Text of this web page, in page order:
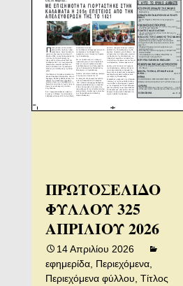
ΠΡΩΤΟΣΕΛΙΔΟ
ΦΥΛΛΟΥ 325
ΑΠΡΙΛΙΟΥ 2026
14 Απριλίου 2026
εφημερίδα, Περιεχόμενα,
Περιεχόμενα φύλλου Τίτλος